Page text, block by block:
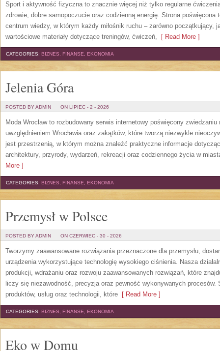
Sport i aktywność fizyczna to znacznie więcej niż tylko regularne
zdrowie, dobre samopoczucie oraz codzienną energię. Strona poświęcona
centrum wiedzy, w którym każdy miłośnik ruchu – zarówno początkujący,
wartościowe materiały dotyczące treningów, ćwiczeń, [ Read More ]
CATEGORIES: BIZNES, FINANSE, EKONOMIA
Jelenia Góra
POSTED BY ADMIN ON LIPIEC - 2 - 2026
Moda Wrocław to rozbudowany serwis internetowy poświęcony
uwzględnieniem Wrocławia oraz zakątków, które tworzą niezwykle
jest przestrzenią, w którym można znaleźć praktyczne informacje
architektury, przyrody, wydarzeń, rekreacji oraz codziennego życia w
More ]
CATEGORIES: BIZNES, FINANSE, EKONOMIA
Przemysł w Polsce
POSTED BY ADMIN ON CZERWIEC - 30 - 2026
Tworzymy zaawansowane rozwiązania przeznaczone dla przemysłu,
urządzenia wykorzystujące technologię wysokiego ciśnienia. Nasza
produkcji, wdrażaniu oraz rozwoju zaawansowanych rozwiązań, które
liczy się niezawodność, precyzja oraz pewność wykonywanych procesów.
produktów, usług oraz technologii, które [ Read More ]
CATEGORIES: BIZNES, FINANSE, EKONOMIA
Eko w Domu